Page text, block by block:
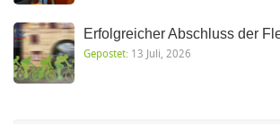
Erfolgreicher Abschluss der
Gepostet: 13 Juli, 2026